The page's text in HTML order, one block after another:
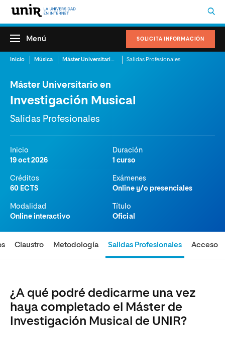
SOLICITA INFORMACIÓN
Menú
Inicio Música Máster Universitario en Investigación Musical Salidas Profesionales
Máster Universitario en
Investigación Musical
Salidas Profesionales
Inicio
19 oct 2026
Duración
1 curso
Créditos
60 ECTS
Exámenes
Online y/o presenciales
Modalidad
Online interactivo
Título
Oficial
Claustro Metodología Salidas Profesionales Acceso
¿A qué podré dedicarme una vez
haya completado el Máster de
Investigación Musical de UNIR?